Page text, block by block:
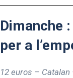
Dimanche
per a
12 euros – Catalan